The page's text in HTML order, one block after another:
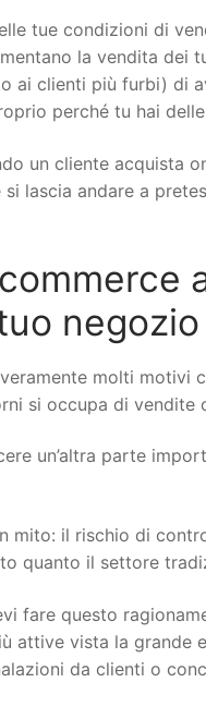
tue condizioni di
la vendita
ai clienti più furbi) di
perché tu hai
un cliente acquista
lascia andare a
molti motivi
si occupa di vendite
un’altra parte
mito: il rischio di
quanto il settore
fare questo
attive vista la grande
da clienti o